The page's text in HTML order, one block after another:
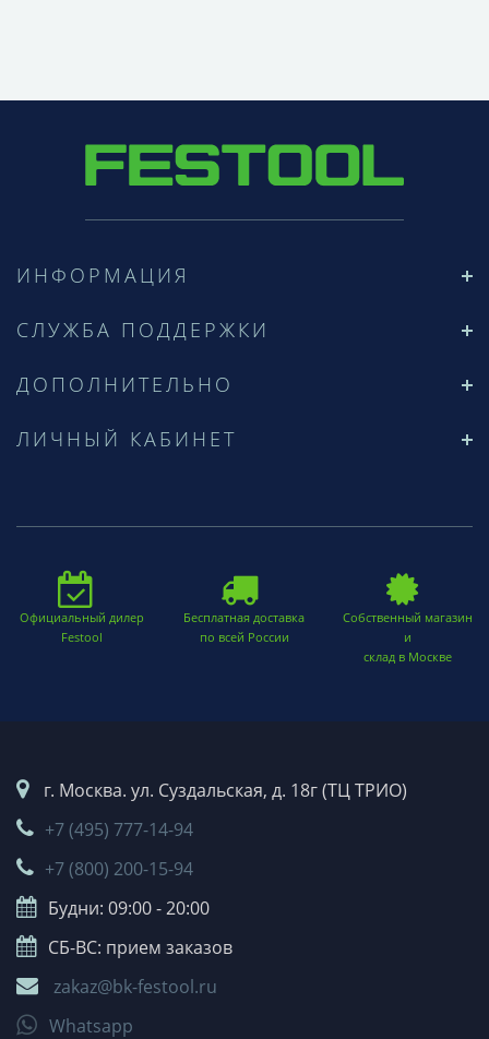
ИНФОРМАЦИЯ
СЛУЖБА ПОДДЕРЖКИ
ДОПОЛНИТЕЛЬНО
ЛИЧНЫЙ КАБИНЕТ
Официальный дилер
Festool
Бесплатная доставка
по всей России
Собственный магазин
и
склад в Москве
г. Москва. ул. Суздальская, д. 18г (ТЦ ТРИО)
+7 (495) 777-14-94
+7 (800) 200-15-94
Будни: 09:00 - 20:00
СБ-ВС: прием заказов
zakaz@bk-festool.ru
Whatsapp